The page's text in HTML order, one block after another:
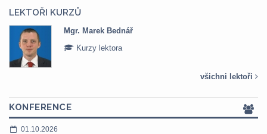
LEKTOŘI KURZŮ
všichni lektoři
KONFERENCE
01.10.2026